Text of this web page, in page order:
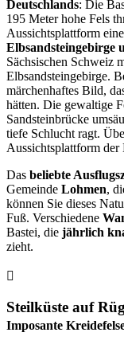
Deutschlands: Die
195 Meter hohe Fels
Aussichtsplattform
Elbsandsteingebirge
Sächsischen Schweiz
Elbsandsteingebirge.
märchenhaftes Bild,
hätten. Die gewaltige
Sandsteinbrücke
tiefe Schlucht ragt.
Aussichtsplattform der
Das beliebte
Gemeinde Lohmen,
können Sie dieses
Fuß. Verschiedene
Bastei, die jährlich
zieht.
Steilküste auf
Imposante